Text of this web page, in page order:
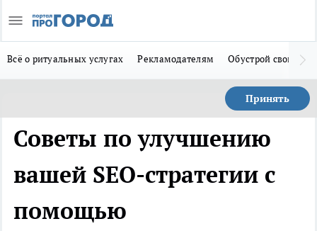
Всё о ритуальных услугах Рекламодателям Обустрой свой дом
Принять
Советы по улучшению
вашей SEO-стратегии с
помощью